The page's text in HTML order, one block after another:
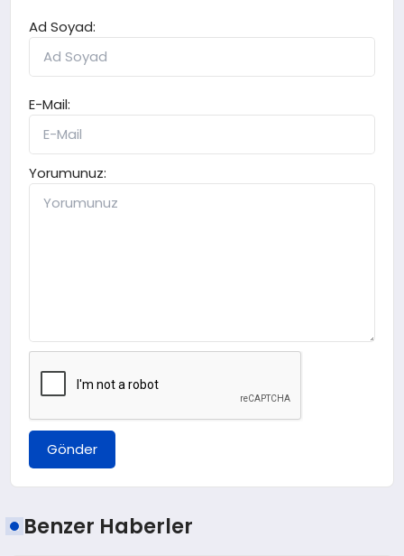
Ad Soyad:
E-Mail:
Yorumunuz:
Gönder
Benzer Haberler